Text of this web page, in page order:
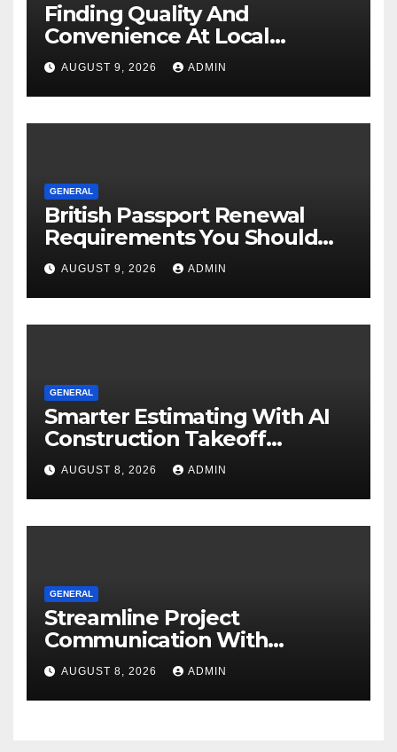
Finding Quality And
Convenience At Local
Dispensaries
AUGUST 9, 2026 ADMIN
GENERAL
British Passport Renewal
Requirements You Should
Know
AUGUST 9, 2026 ADMIN
GENERAL
Smarter Estimating With AI
Construction Takeoff
Software
AUGUST 8, 2026 ADMIN
GENERAL
Streamline Project
Communication With
Document Management
Software
AUGUST 8, 2026 ADMIN